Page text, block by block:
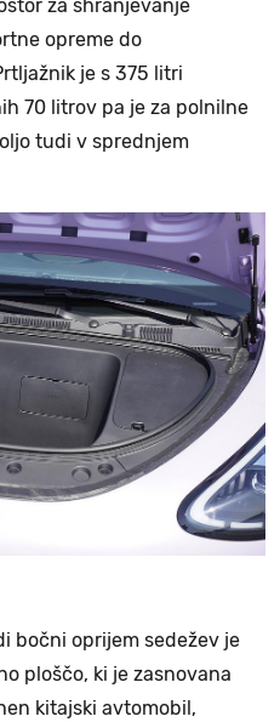
za shranjevanje
opreme do
je s 375 litri
70 litrov pa je za polnilne
tudi v sprednjem
bočni oprijem sedežev je
ploščo, ki je zasnovana
kitajski avtomobil,